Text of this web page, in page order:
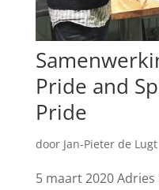
Pride and
Pride
door Jan-Pieter de Lugt
5 maart 2020